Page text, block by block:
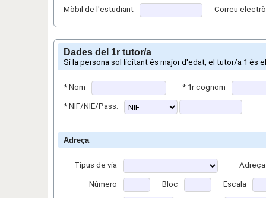
Mòbil de l'estudiant Correu
Dades del 1r tutor/a
Si la persona sol·licitant és major d'edat, el tutor/a 1 és
* Nom * 1r cognom
* NIF/NIE/Pass.
Adreça
Tipus de via Adreça
Número Bloc Escala